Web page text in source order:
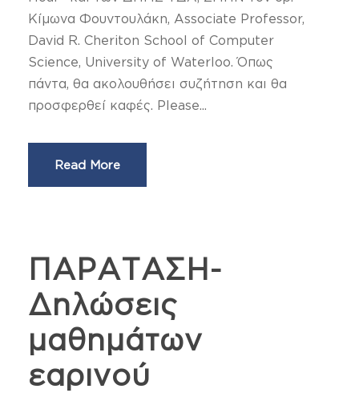
Κίμωνα Φουντουλάκη, Associate Professor,
David R. Cheriton School of Computer
Science, University of Waterloo. Όπως
πάντα, θα ακολουθήσει συζήτηση και θα
προσφερθεί καφές. Please...
Read More
ΠΑΡΑΤΑΣΗ-
Δηλώσεις
μαθημάτων
εαρινού